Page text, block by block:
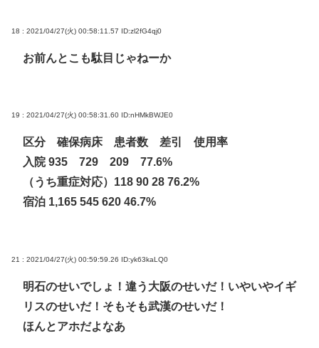
18 : 2021/04/27(火) 00:58:11.57 ID:zl2fG4qj0
お前んとこも駄目じゃねーか
19 : 2021/04/27(火) 00:58:31.60 ID:nHMkBWJE0
区分 確保病床 患者数 差引 使用率
入院 935 729 209 77.6%
（うち重症対応）118 90 28 76.2%
宿泊 1,165 545 620 46.7%
21 : 2021/04/27(火) 00:59:59.26 ID:yk63kaLQ0
明石のせいでしょ！違う大阪のせいだ！いやいやイギ
リスのせいだ！そもそも武漢のせいだ！
ほんとアホだよなあ